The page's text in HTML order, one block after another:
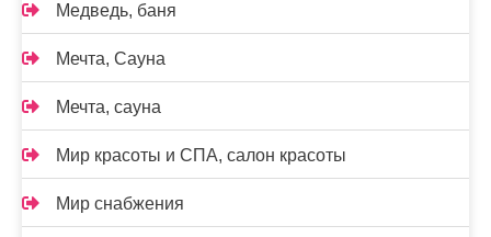
Медведь, баня
Мечта, Сауна
Мечта, сауна
Мир красоты и СПА, салон красоты
Мир снабжения